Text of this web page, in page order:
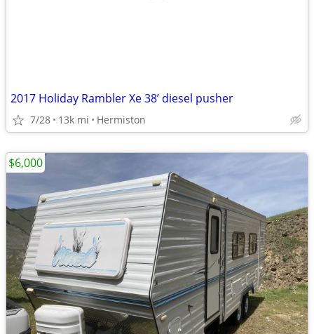
2017 Holiday Rambler Xe 38’ diesel pusher
7/28 13k mi Hermiston
$6,000